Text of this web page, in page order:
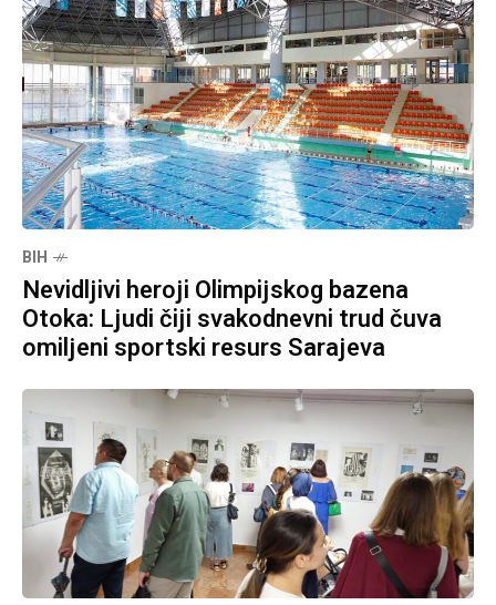
BIH
Nevidljivi heroji Olimpijskog bazena
Otoka: Ljudi čiji svakodnevni trud čuva
omiljeni sportski resurs Sarajeva